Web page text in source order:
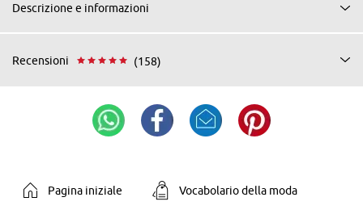
Descrizione e informazioni
Recensioni (158)
Pagina iniziale Vocabolario della moda